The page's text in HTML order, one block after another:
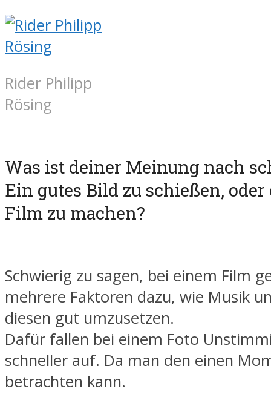
Rider Philipp
Rösing
Was ist deiner Meinung nach
Ein gutes Bild zu schießen,
Film zu machen?
Schwierig zu sagen, bei einem Film
mehrere Faktoren dazu, wie Musik
diesen gut umzusetzen.
Dafür fallen bei einem Foto
schneller auf. Da man den einen
betrachten kann.